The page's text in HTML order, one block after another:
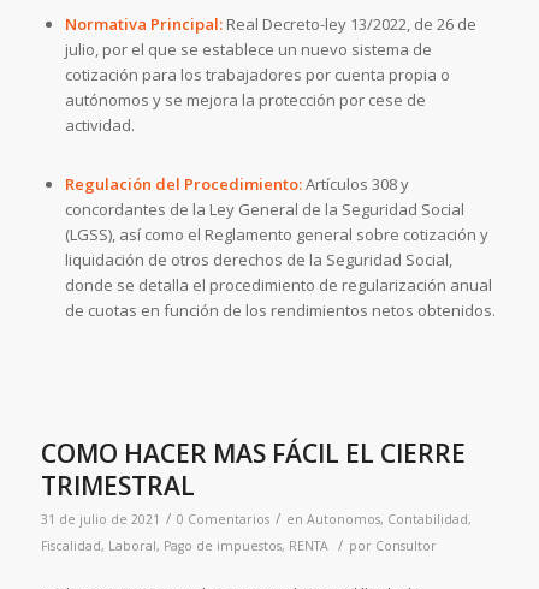
Normativa Principal: Real Decreto-ley 13/2022, de 26 de
julio, por el que se establece un nuevo sistema de
cotización para los trabajadores por cuenta propia o
autónomos y se mejora la protección por cese de
actividad.
Regulación del Procedimiento:Artículos 308 y
concordantes de la Ley General de la Seguridad Social
(LGSS), así como el Reglamento general sobre cotización y
liquidación de otros derechos de la Seguridad Social,
donde se detalla el procedimiento de regularización anual
de cuotas en función de los rendimientos netos obtenidos.
COMO HACER MAS FÁCIL EL CIERRE
TRIMESTRAL
31 de julio de 2021 / 0 Comentarios / en Autonomos, Contabilidad,
Fiscalidad, Laboral, Pago de impuestos, RENTA / por Consultor